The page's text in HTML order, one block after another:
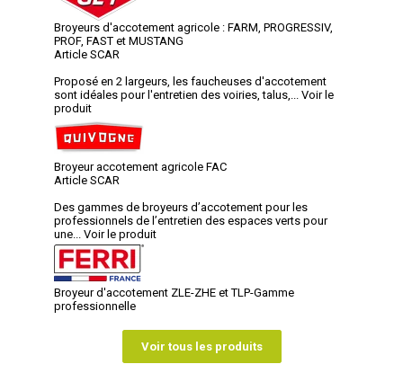
Broyeurs d'accotement agricole : FARM, PROGRESSIV,
PROF, FAST et MUSTANG
Article SCAR
Proposé en 2 largeurs, les faucheuses d'accotement
sont idéales pour l'entretien des voiries, talus,...
Voir le
produit
Broyeur accotement agricole FAC
Article SCAR
Des gammes de broyeurs d’accotement pour les
professionnels de l’entretien des espaces verts pour
une...
Voir le produit
Broyeur d'accotement ZLE-ZHE et TLP-Gamme
professionnelle
Voir tous les produits